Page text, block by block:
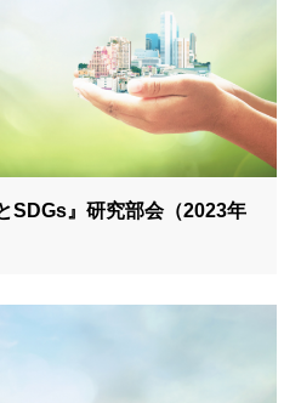
SDGs』研究部会（2023年